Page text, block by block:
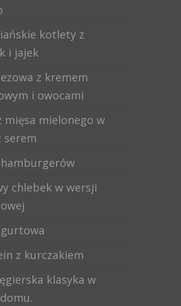
kotlety z
i jajek
z kremem
i owocami
mięsa mielonego w
serem
hamburgerów
chlebek w wersji
z kurczakiem
klasyka w